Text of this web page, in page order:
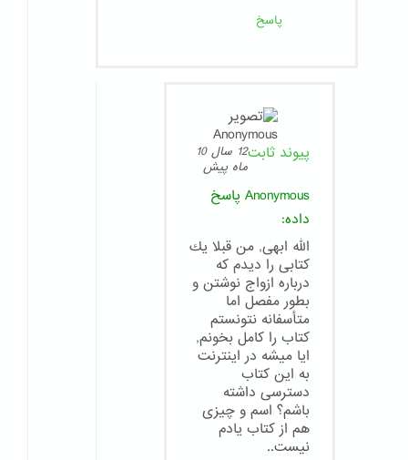
پاسخ
پیوند ثابت
12 سال 10
ماه پیش
Anonymous پاسخ
داده:
الله ابهى, من قبلا يك
كتابى را ديدم كه
درباره ازواج نوشتن و
بطور مفصل اما
متأسفانه نتونستم
كتاب را كامل بخونم,
ايا ميشه در اينترنت
به اين كتاب
دسترسى داشته
باشم؟ اسم و چيزى
هم از كتاب يادم
نيست..